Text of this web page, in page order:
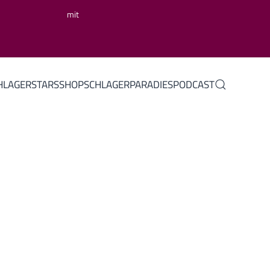
mit
SHOPSCHLAGERPARADIESPODCAST